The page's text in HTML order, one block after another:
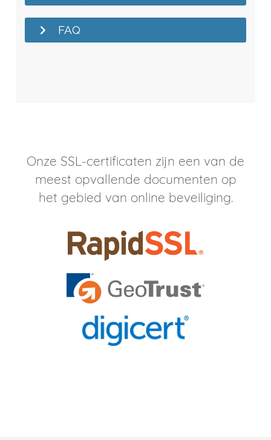
FAQ
Onze SSL-certificaten zijn een van de
meest opvallende documenten op
het gebied van online beveiliging.